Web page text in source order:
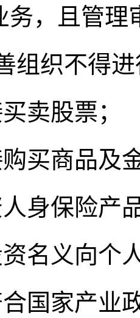
务，且管理
织不得进
卖股票；
购买商品及
人身保险产
资名义向个
合国家产业